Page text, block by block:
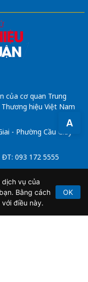
A
của cơ quan Trung
hiệu Việt Nam
- Phường Cầu Giấy -
ĐT: 093 172 5555
GP-BTTTT do Bộ
2020.
vụ của
Bằng cách
điều này.
OK